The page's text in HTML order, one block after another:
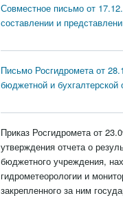
Совместное письмо от
составлении и
Письмо Росгидромета от
бюджетной и бухгалтерской
Приказ Росгидромета от
утверждения отчета о
бюджетного учреждения,
гидрометеорологии и
закрепленного за ним